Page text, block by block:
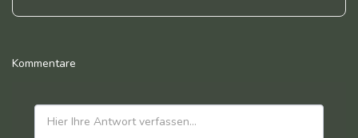
Kommentare